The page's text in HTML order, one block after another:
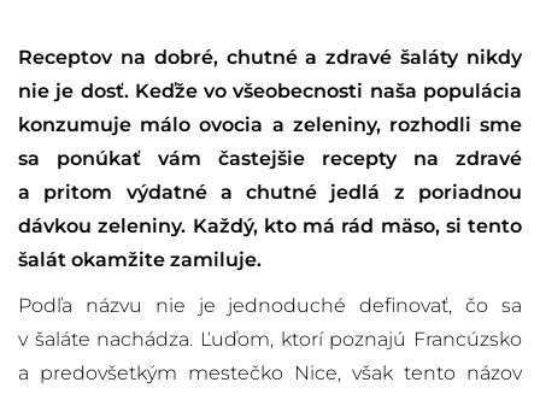
Receptov na dobré, chutné a zdravé šaláty nikdy
nie je dosť. Keďže vo všeobecnosti naša populácia
konzumuje málo ovocia a zeleniny, rozhodli sme
sa ponúkať vám častejšie recepty na zdravé
a pritom výdatné a chutné jedlá z poriadnou
dávkou zeleniny. Každý, kto má rád mäso, si tento
šalát okamžite zamiluje.
Podľa názvu nie je jednoduché definovať, čo sa
v šaláte nachádza. Ľuďom, ktorí poznajú Francúzsko
a predovšetkým mestečko Nice, však tento názov